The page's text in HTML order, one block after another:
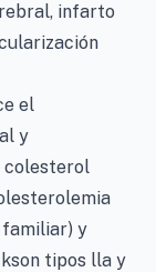
infarto
el
y
colesterol
y
tipos lla y